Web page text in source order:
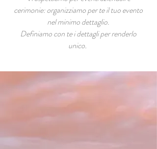
cerimonie: organizziamo per te il tuo evento
nel minimo dettaglio.
Definiamo con te i dettagli per renderlo
unico.